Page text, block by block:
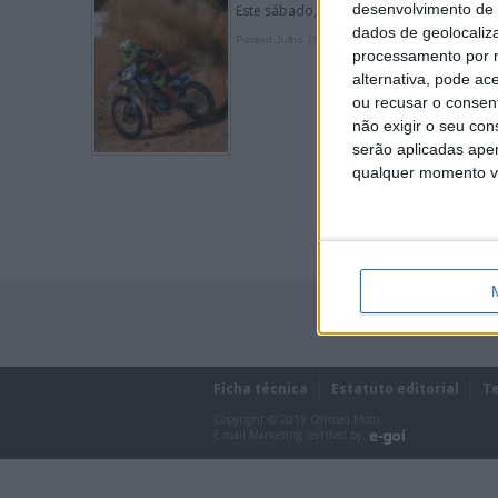
desenvolvimento de
dados de
processamento por
alternativa, pode
ou recusar o
não exigir o seu
serão aplicadas
qualquer momento
Este sábado, o piloto de Leiria vai
Posted Julho 18, 2019
Ficha técnica Estatuto editorial